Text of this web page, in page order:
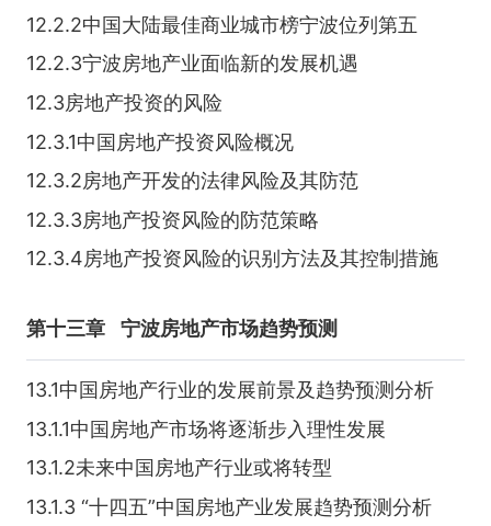
12.2.2中国大陆最佳商业城市榜宁波位列第五
12.2.3宁波房地产业面临新的发展机遇
12.3房地产投资的风险
12.3.1中国房地产投资风险概况
12.3.2房地产开发的法律风险及其防范
12.3.3房地产投资风险的防范策略
12.3.4房地产投资风险的识别方法及其控制措施
第十三章 宁波房地产市场趋势预测
13.1中国房地产行业的发展前景及趋势预测分析
13.1.1中国房地产市场将逐渐步入理性发展
13.1.2未来中国房地产行业或将转型
13.1.3 “十四五”中国房地产业发展趋势预测分析